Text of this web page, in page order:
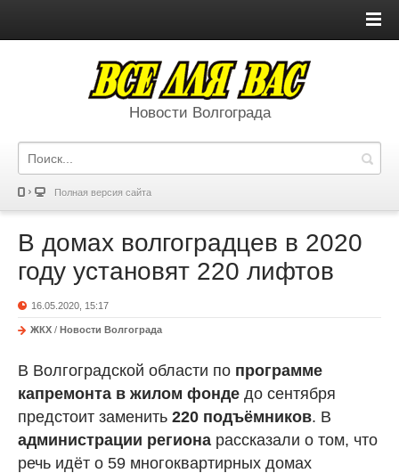
Новости Волгограда
Полная версия сайта
В домах волгоградцев в 2020
году установят 220 лифтов
16.05.2020, 15:17
ЖКХ / Новости Волгограда
В Волгоградской области по программе
капремонта в жилом фонде до сентября
предстоит заменить 220 подъёмников. В
администрации региона рассказали о том, что
речь идёт о 59 многоквартирных домах